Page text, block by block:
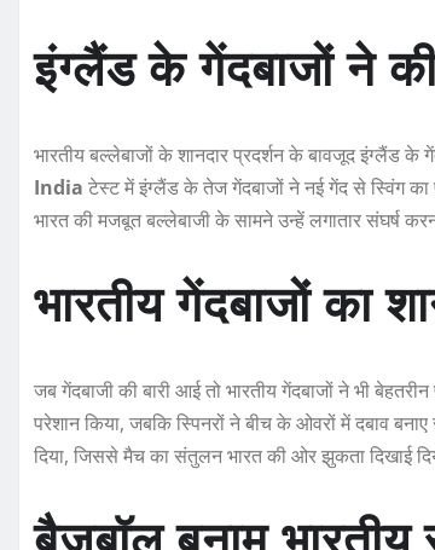
इंग्लैंड के गेंदबाजों ने
भारतीय बल्लेबाजों के शानदार प्रदर्शन के बावजूद इंग्लैंड
India टेस्ट में इंग्लैंड के तेज गेंदबाजों ने नई गेंद से स्विंग का
भारत की मजबूत बल्लेबाजी के सामने उन्हें लगातार संघर्ष
भारतीय गेंदबाजों का
जब गेंदबाजी की बारी आई तो भारतीय गेंदबाजों ने भी बेहतरीन
परेशान किया, जबकि स्पिनरों ने बीच के ओवरों में दबाव
दिया, जिससे मैच का संतुलन भारत की ओर झुकता दिखाई
बैज़बॉल बनाम भारतीय